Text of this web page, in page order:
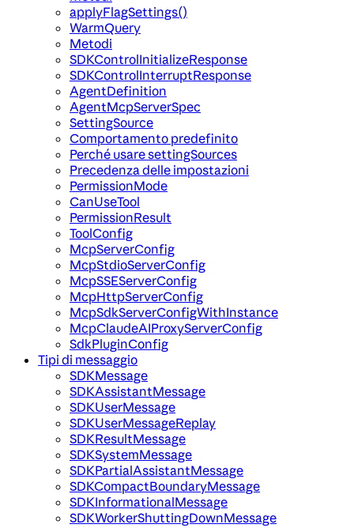
applyFlagSettings()
WarmQuery
Metodi
SDKControlInitializeResponse
SDKControlInterruptResponse
AgentDefinition
AgentMcpServerSpec
SettingSource
Comportamento predefinito
Perché usare settingSources
Precedenza delle impostazioni
PermissionMode
CanUseTool
PermissionResult
ToolConfig
McpServerConfig
McpStdioServerConfig
McpSSEServerConfig
McpHttpServerConfig
McpSdkServerConfigWithInstance
McpClaudeAIProxyServerConfig
SdkPluginConfig
Tipi di messaggio
SDKMessage
SDKAssistantMessage
SDKUserMessage
SDKUserMessageReplay
SDKResultMessage
SDKSystemMessage
SDKPartialAssistantMessage
SDKCompactBoundaryMessage
SDKInformationalMessage
SDKWorkerShuttingDownMessage